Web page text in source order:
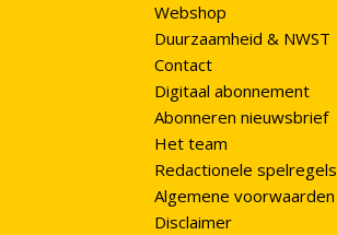
Webshop
Duurzaamheid & NWST
Contact
Digitaal abonnement
Abonneren nieuwsbrief
Het team
Redactionele spelregels
Algemene voorwaarden
Disclaimer